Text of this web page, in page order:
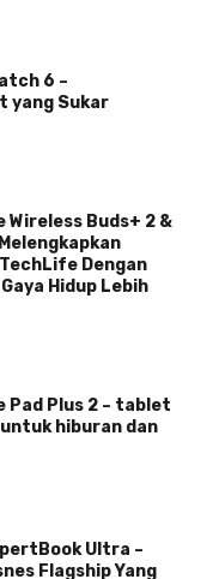
6 –
yang Sukar
Wireless Buds+ 2 &
Dengan
Hidup Lebih
Pad Plus 2 – tablet
hiburan dan
Ultra –
Flagship Yang